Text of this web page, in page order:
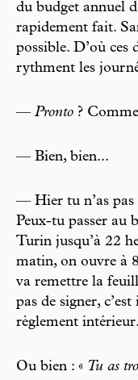
du budget annuel
rapidement fait.
possible. D’où ces
rythment les
— Pronto ?
— Bien, bien...
— Hier tu n’as pas
Peux-tu passer au
Turin jusqu’à 22
matin, on ouvre à
va remettre la
pas de signer,
règlement intérieur.
Ou bien : « Tu as